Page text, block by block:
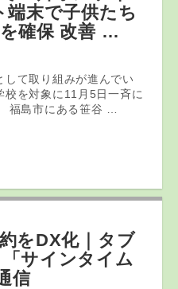
末で子供たち
確保 改善 …
て取り組みが進んでい
校を対象に11月5日一斉に
福島市にある笹谷 …
をDX化｜ タブ
サインタイム
信